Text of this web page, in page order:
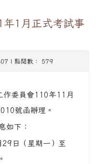
年1月正式考試事
| 點閱數： 579
作委員會110年11月
號函辦理。
如下：
日（星期一）至